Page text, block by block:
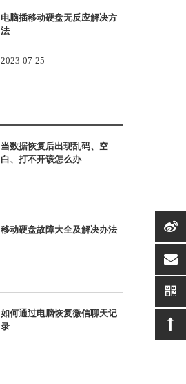
电脑插移动硬盘无反应解决方
法
2023-07-25
当数据恢复后出现乱码、空
白、打不开该怎么办
移动硬盘故障大全及解决办法
如何通过电脑恢复微信聊天记
录